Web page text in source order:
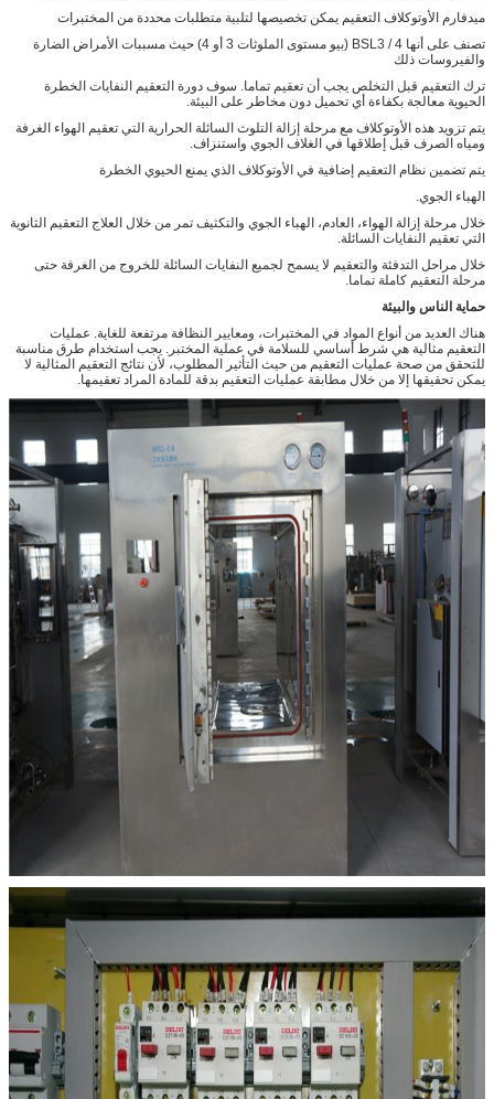
ميدفارم الأوتوكلاف التعقيم يمكن تخصيصها لتلبية متطلبات محددة من المختبرات
تصنف على أنها BSL3 / 4 (بيو مستوى الملوثات 3 أو 4) حيث مسببات الأمراض الضارة
والفيروسات ذلك
ترك التعقيم قبل التخلص يجب أن تعقيم تماما. سوف دورة التعقيم النفايات الخطرة
الحيوية معالجة بكفاءة أي تحميل دون مخاطر على البيئة.
يتم تزويد هذه الأوتوكلاف مع مرحلة إزالة التلوث السائلة الحرارية التي تعقيم الهواء الغرفة
ومياه الصرف قبل إطلاقها في الغلاف الجوي واستنزاف.
يتم تضمين نظام التعقيم إضافية في الأوتوكلاف الذي يمنع الحيوي الخطرة
الهباء الجوي.
خلال مرحلة إزالة الهواء، العادم، الهباء الجوي والتكثيف تمر من خلال العلاج التعقيم الثانوية
التي تعقيم النفايات السائلة.
خلال مراحل التدفئة والتعقيم لا يسمح لجميع النفايات السائلة للخروج من الغرفة حتى
مرحلة التعقيم كاملة تماما.
حماية الناس والبيئة
هناك العديد من أنواع المواد في المختبرات، ومعايير النظافة مرتفعة للغاية. عمليات
التعقيم مثالية هي شرط أساسي للسلامة في عملية المختبر. يجب استخدام طرق مناسبة
للتحقق من صحة عمليات التعقيم من حيث التأثير المطلوب، لأن نتائج التعقيم المثالية لا
يمكن تحقيقها إلا من خلال مطابقة عمليات التعقيم بدقة للمادة المراد تعقيمها.